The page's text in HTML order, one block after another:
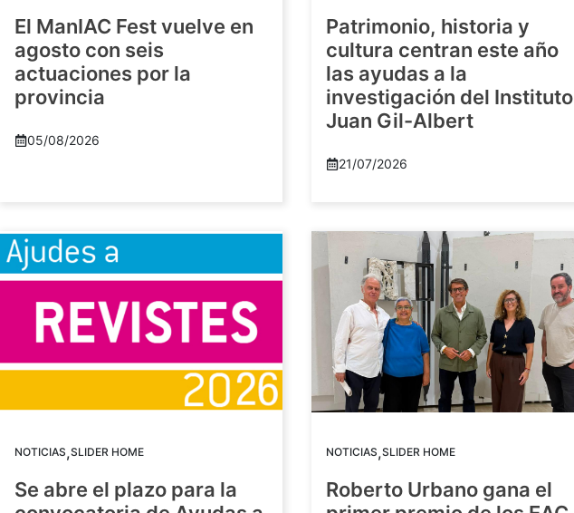
El ManIAC Fest vuelve en
agosto con seis
actuaciones por la
provincia
05/08/2026
Patrimonio, historia y
cultura centran este año
las ayudas a la
investigación del Instituto
Juan Gil-Albert
21/07/2026
NOTICIAS,SLIDER HOME
Se abre el plazo para la
NOTICIAS,SLIDER HOME
Roberto Urbano gana el